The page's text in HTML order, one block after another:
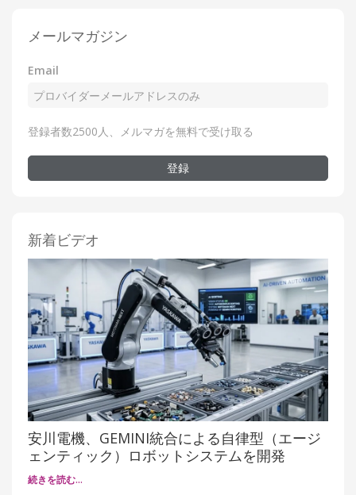
メールマガジン
Email
登録者数2500人、メルマガを無料で受け取る
登録
新着ビデオ
安川電機、GEMINI統合による自律型（エージ
ェンティック）ロボットシステムを開発
続きを読む…